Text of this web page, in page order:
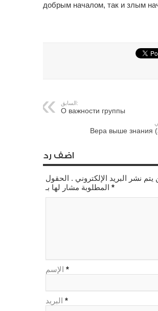
добрым началом, так и злым
السابق:
О важности группы
Вера выше знания
اضف رد
يتم نشر البريد الإلكتروني . الحقول
*
الإسم *
البريد *